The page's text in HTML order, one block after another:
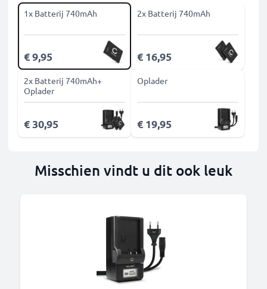
1x Batterij 740mAh
€ 9,95
2x Batterij 740mAh
€ 16,95
2x Batterij 740mAh+
Oplader
€ 30,95
Oplader
€ 19,95
Misschien vindt u dit ook leuk